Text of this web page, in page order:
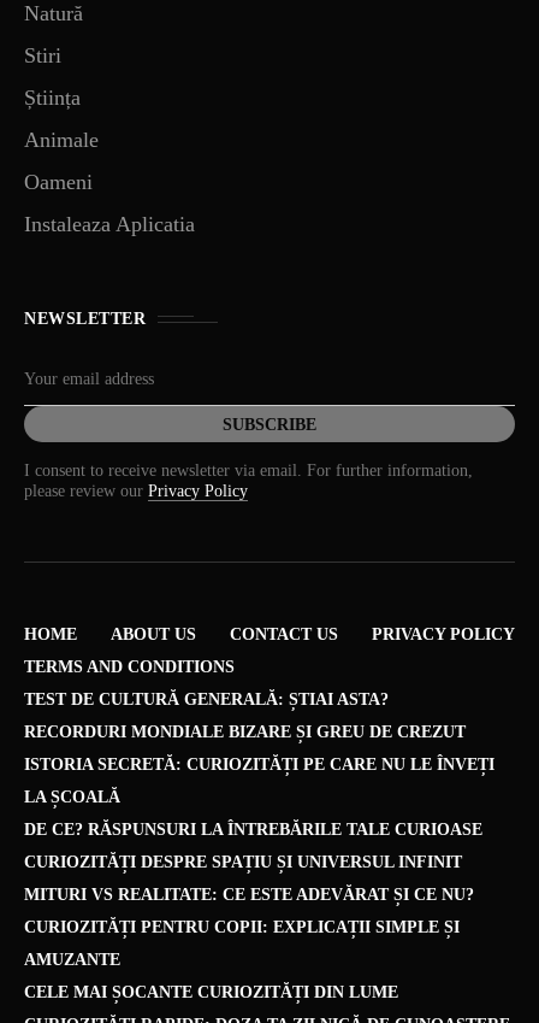
Natură
Stiri
Știința
Animale
Oameni
Instaleaza Aplicatia
NEWSLETTER
I consent to receive newsletter via email. For further information,
please review our Privacy Policy
HOME ABOUT US CONTACT US
PRIVACY POLICY
TERMS AND CONDITIONS
TEST DE CULTURĂ GENERALĂ: ȘTIAI ASTA?
RECORDURI MONDIALE BIZARE ȘI GREU DE CREZUT
ISTORIA SECRETĂ: CURIOZITĂȚI PE CARE NU LE ÎNVEȚI
LA ȘCOALĂ
DE CE? RĂSPUNSURI LA ÎNTREBĂRILE TALE CURIOASE
CURIOZITĂȚI DESPRE SPAȚIU ȘI UNIVERSUL INFINIT
MITURI VS REALITATE: CE ESTE ADEVĂRAT ȘI CE NU?
CURIOZITĂȚI PENTRU COPII: EXPLICAȚII SIMPLE ȘI
AMUZANTE
CELE MAI ȘOCANTE CURIOZITĂȚI DIN LUME